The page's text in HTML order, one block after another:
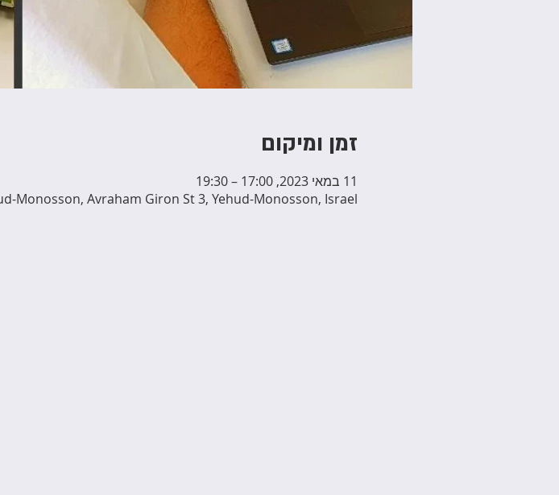
זמן ומיקום
11 במאי 2023, 17:00 – 19:30
Monosson, Avraham Giron St 3, Yehud-Monosson, Israel